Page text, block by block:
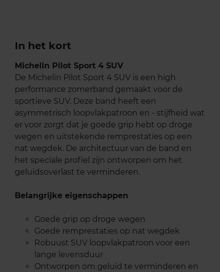
In het kort
Michelin Pilot Sport 4 SUV
De Michelin Pilot Sport 4 SUV is een high
performance zomerband gemaakt voor de
sportieve SUV. Deze band heeft een
asymmetrisch loopvlakpatroon en - stijfheid wat
er voor zorgt dat je goede grip hebt op droge
wegen en uitstekende remprestaties op een
nat wegdek. De architectuur van de band en
het speciale profiel zijn ontworpen om het
geluidsoverlast te verminderen.
Belangrijke eigenschappen
Goede grip op droge wegen
Goede remprestaties op nat wegdek
Robuust SUV loopvlakpatroon voor een
lange levensduur
Ontworpen om geluid te verminderen en